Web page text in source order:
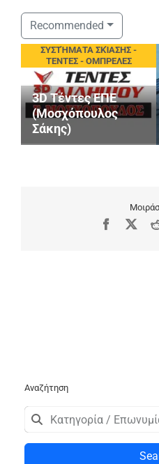
Recommended
ΣΥΣΤΉΜΑΤΑ ΣΚΊΑΣΗΣ -
ΤΕΝΤΕΣ - ΟΜΠΡΕΛΕΣ
3D Τέντες ΕΠΕ
(Μοσχόπουλος
Σάκης)
Facebook
Αναζήτηση